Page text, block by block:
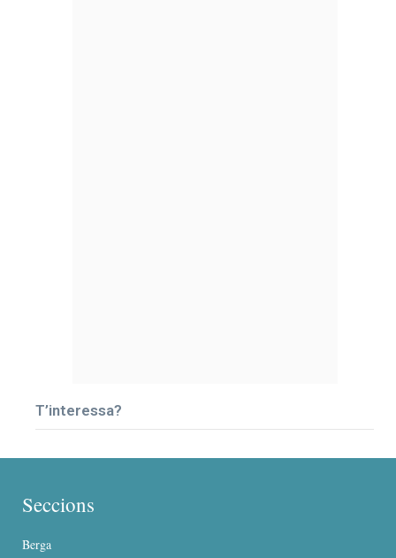
T’interessa?
Seccions
Berga